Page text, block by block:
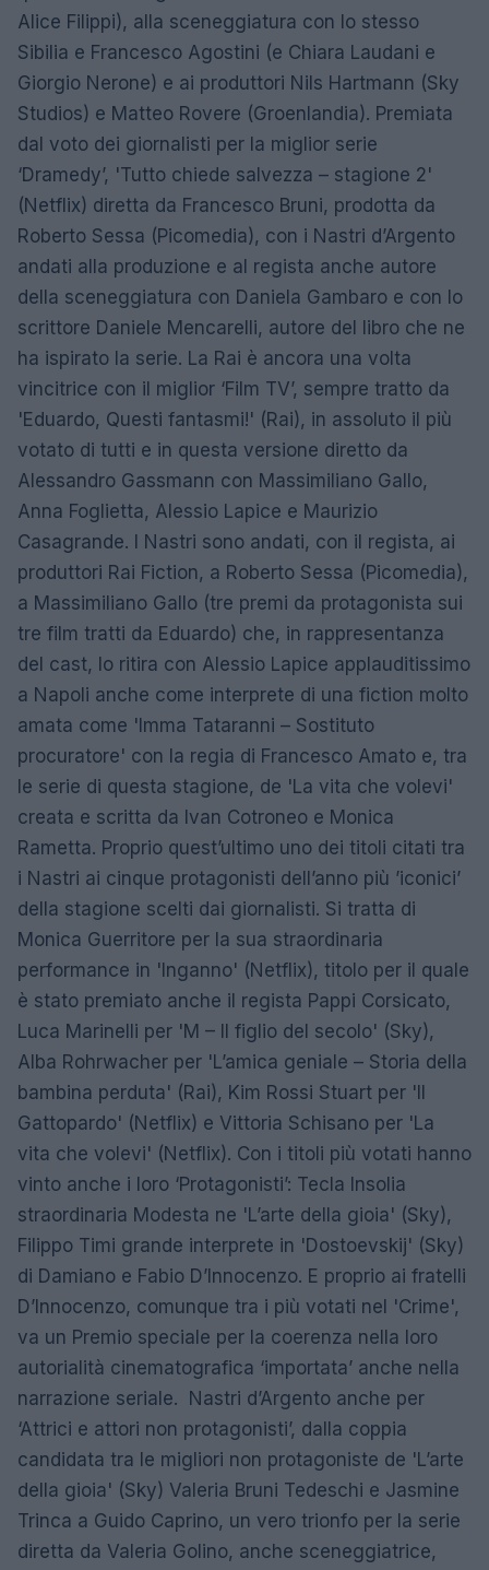
Alice Filippi), alla sceneggiatura con lo stesso
Sibilia e Francesco Agostini (e Chiara Laudani e
Giorgio Nerone) e ai produttori Nils Hartmann (Sky
Studios) e Matteo Rovere (Groenlandia). Premiata
dal voto dei giornalisti per la miglior serie
‘Dramedy’, 'Tutto chiede salvezza – stagione 2'
(Netflix) diretta da Francesco Bruni, prodotta da
Roberto Sessa (Picomedia), con i Nastri d’Argento
andati alla produzione e al regista anche autore
della sceneggiatura con Daniela Gambaro e con lo
scrittore Daniele Mencarelli, autore del libro che ne
ha ispirato la serie. La Rai è ancora una volta
vincitrice con il miglior ‘Film TV’, sempre tratto da
'Eduardo, Questi fantasmi!' (Rai), in assoluto il più
votato di tutti e in questa versione diretto da
Alessandro Gassmann con Massimiliano Gallo,
Anna Foglietta, Alessio Lapice e Maurizio
Casagrande. I Nastri sono andati, con il regista, ai
produttori Rai Fiction, a Roberto Sessa (Picomedia),
a Massimiliano Gallo (tre premi da protagonista sui
tre film tratti da Eduardo) che, in rappresentanza
del cast, lo ritira con Alessio Lapice applauditissimo
a Napoli anche come interprete di una fiction molto
amata come 'Imma Tataranni – Sostituto
procuratore' con la regia di Francesco Amato e, tra
le serie di questa stagione, de 'La vita che volevi'
creata e scritta da Ivan Cotroneo e Monica
Rametta. Proprio quest’ultimo uno dei titoli citati tra
i Nastri ai cinque protagonisti dell’anno più ’iconici’
della stagione scelti dai giornalisti. Si tratta di
Monica Guerritore per la sua straordinaria
performance in 'Inganno' (Netflix), titolo per il quale
è stato premiato anche il regista Pappi Corsicato,
Luca Marinelli per 'M – Il figlio del secolo' (Sky),
Alba Rohrwacher per 'L’amica geniale – Storia della
bambina perduta' (Rai), Kim Rossi Stuart per 'Il
Gattopardo' (Netflix) e Vittoria Schisano per 'La
vita che volevi' (Netflix). Con i titoli più votati hanno
vinto anche i loro ‘Protagonisti’: Tecla Insolia
straordinaria Modesta ne 'L’arte della gioia' (Sky),
Filippo Timi grande interprete in 'Dostoevskij' (Sky)
di Damiano e Fabio D’Innocenzo. E proprio ai fratelli
D’Innocenzo, comunque tra i più votati nel 'Crime',
va un Premio speciale per la coerenza nella loro
autorialità cinematografica ‘importata’ anche nella
narrazione seriale. Nastri d’Argento anche per
‘Attrici e attori non protagonisti’, dalla coppia
candidata tra le migliori non protagoniste de 'L’arte
della gioia' (Sky) Valeria Bruni Tedeschi e Jasmine
Trinca a Guido Caprino, un vero trionfo per la serie
diretta da Valeria Golino, anche sceneggiatrice,